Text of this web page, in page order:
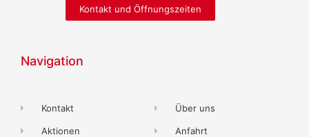
Kontakt und Öffnungszeiten
Navigation
Kontakt
Aktionen
Über uns
Anfahrt